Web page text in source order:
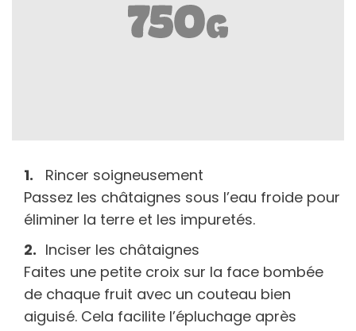
Rincer soigneusement
Passez les châtaignes sous l’eau froide pour
éliminer la terre et les impuretés.
Inciser les châtaignes
Faites une petite croix sur la face bombée
de chaque fruit avec un couteau bien
aiguisé. Cela facilite l’épluchage après